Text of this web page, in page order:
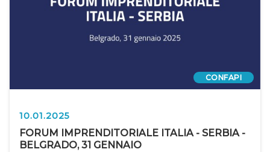
CONFAPI
10.01.2025
FORUM IMPRENDITORIALE ITALIA - SERBIA -
BELGRADO, 31 GENNAIO